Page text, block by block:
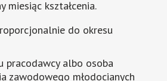
miesiąc kształcenia.
do okresu
pracodawcy albo osoba
zawodowego młodocianych